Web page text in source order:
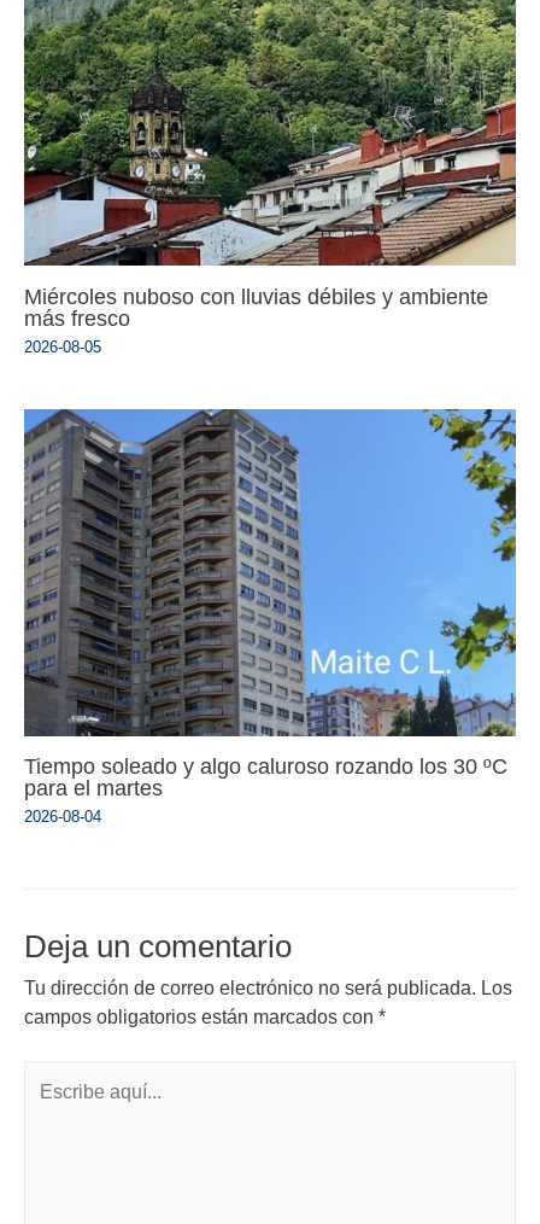
Miércoles nuboso con lluvias débiles y ambiente
más fresco
2026-08-05
Tiempo soleado y algo caluroso rozando los 30 ºC
para el martes
2026-08-04
Deja un comentario
Tu dirección de correo electrónico no será publicada. Los
campos obligatorios están marcados con *